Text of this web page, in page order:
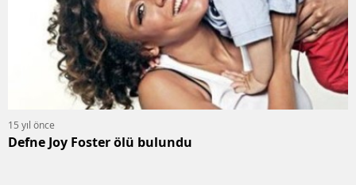
15 yıl önce
Defne Joy Foster ölü bulundu